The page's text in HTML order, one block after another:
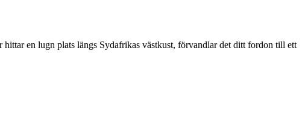
en lugn plats längs Sydafrikas västkust, förvandlar det ditt fordon till ett